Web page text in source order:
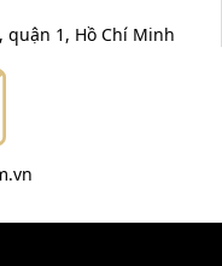
quận 1, Hồ Chí Minh